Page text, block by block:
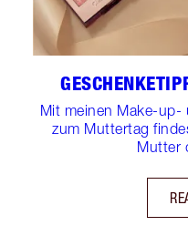
Mit meinen Make-up-
zum Muttertag
Mutter